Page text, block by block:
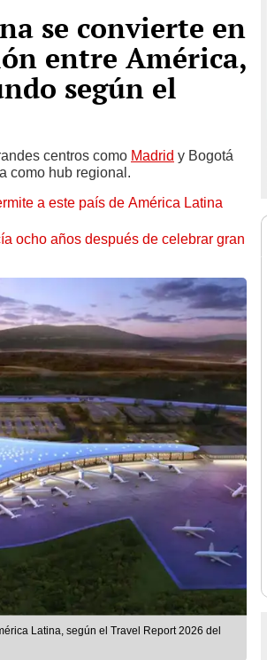
se convierte en
entre América,
según el
centros como Madrid y Bogotá
como hub regional.
a este país de América Latina
ocho años después de celebrar gran
Latina, según el Travel Report 2026 del